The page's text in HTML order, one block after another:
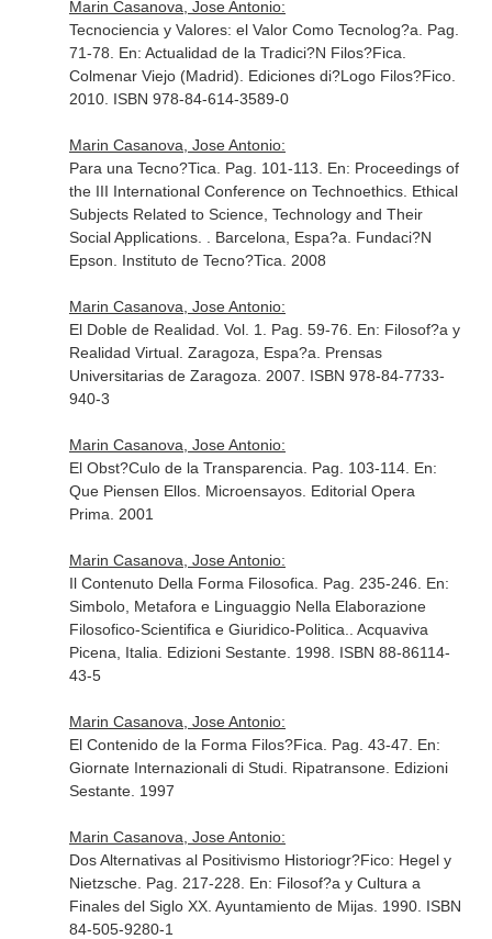
Marin Casanova, Jose Antonio:
Tecnociencia y Valores: el Valor Como Tecnolog?a. Pag.
71-78. En: Actualidad de la Tradici?N Filos?Fica
Colmenar Viejo (Madrid). Ediciones di?Logo Filos?Fico.
2010. ISBN 978-84-614-3589-0
Marin Casanova, Jose Antonio:
Para una Tecno?Tica. Pag. 101-113. En: Proceedings of
the III International Conference on Technoethics. Ethical
Subjects Related to Science, Technology and Their
Social Applications. . Barcelona, Espa?a. Fundaci?N
Epson. Instituto de Tecno?Tica. 2008
Marin Casanova, Jose Antonio:
El Doble de Realidad. Vol. 1. Pag. 59-76. En: Filosof?a y
Realidad Virtual. Zaragoza, Espa?a. Prensas
Universitarias de Zaragoza. 2007. ISBN 978-84-7733-
940-3
Marin Casanova, Jose Antonio:
El Obst?Culo de la Transparencia. Pag. 103-114. En:
Que Piensen Ellos. Microensayos. Editorial Opera
Prima. 2001
Marin Casanova, Jose Antonio:
Il Contenuto Della Forma Filosofica. Pag. 235-246. En:
Simbolo, Metafora e Linguaggio Nella Elaborazione
Filosofico-Scientifica e Giuridico-Politica.
. Acquaviva
Picena, Italia. Edizioni Sestante. 1998. ISBN 88-86114-
43-5
Marin Casanova, Jose Antonio:
El Contenido de la Forma Filos?Fica. Pag. 43-47. En:
Giornate Internazionali di Studi. Ripatransone. Edizioni
Sestante. 1997
Marin Casanova, Jose Antonio:
Dos Alternativas al Positivismo Historiogr?Fico: Hegel y
Nietzsche. Pag. 217-228. En: Filosof?a y Cultura a
Finales del Siglo XX. Ayuntamiento de Mijas. 1990. ISBN
84-505-9280-1